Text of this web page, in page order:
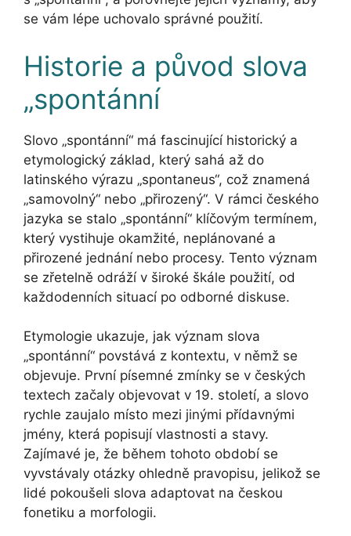
se vám lépe uchovalo správné použití.
Historie a původ slova
„spontánní
Slovo „spontánní“ má fascinující historický a
etymologický základ, který sahá až do
latinského výrazu „spontaneus“, což znamená
„samovolný“ nebo „přirozený“. V rámci českého
jazyka se stalo „spontánní“ klíčovým termínem,
který vystihuje okamžité, neplánované a
přirozené jednání nebo procesy. Tento význam
se zřetelně odráží v široké škále použití, od
každodenních situací po odborné diskuse.
Etymologie ukazuje, jak význam slova
„spontánní“ povstává z kontextu, v němž se
objevuje. První písemné zmínky se v českých
textech začaly objevovat v 19. století, a slovo
rychle zaujalo místo mezi jinými přídavnými
jmény, která popisují vlastnosti a stavy.
Zajímavé je, že během tohoto období se
vyvstávaly otázky ohledně pravopisu, jelikož se
lidé pokoušeli slova adaptovat na českou
fonetiku a morfologii.